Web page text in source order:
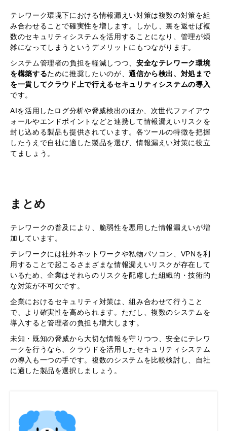
テレワーク環境下における情報漏えい対策は複数の対策を組
み合わせることで確実性を増します。しかし、裏を返せば複
数のセキュリティシステムを活用することになり、管理が煩
雑になってしまうというデメリットにもつながります。
システム管理者の負担を軽減しつつ、 安全なテレワーク環境
を構築するために推奨したいのが、通信から検出、対処まで
を一貫してクラウド上で行えるセキュリティシステムの導入
です。
AIを活用したログ分析や脅威検出のほか、次世代ファイアウ
ォールやエンドポイントなどと連携して情報漏えいリスクを
封じ込める製品も提供されています。各ツールの特徴を把握
したうえで自社に適した製品を選び、情報漏えい対策に役立
てましょう。
まとめ
テレワークの普及により、脆弱性を悪用した情報漏えいが増
加しています。
テレワークには社外ネットワークや私物パソコン、VPNを利
用することで起こるさまざまな情報漏えいリスクが存在して
いるため、企業はそれらのリスクを配慮した組織的・技術的
な対策が不可欠です。
企業におけるセキュリティ対策は、組み合わせて行うこと
で、より確実性を高められます。ただし、複数のシステムを
導入すると管理者の負担も増大します。
未知・既知の脅威から大切な情報を守りつつ、安全にテレワ
ークを行うなら、クラウドを活用したセキュリティシステム
の導入も一つの手です。複数のシステムを比較検討し、自社
に適した製品を選択しましょう。